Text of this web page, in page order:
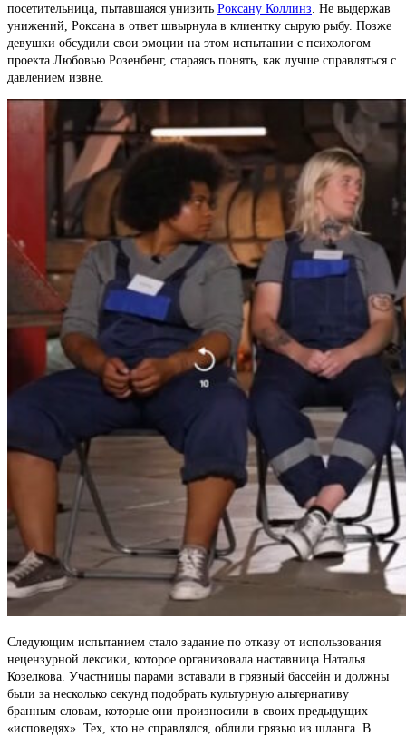
посетительница, пытавшаяся унизить Роксану Коллинз . Не выдержав
унижений, Роксана в ответ швырнула в клиентку сырую рыбу. Позже
девушки обсудили свои эмоции на этом испытании с психологом
проекта Любовью Розенбенг, стараясь понять, как лучше справляться с
давлением извне.
Следующим испытанием стало задание по отказу от использования
нецензурной лексики, которое организовала наставница Наталья
Козелкова. Участницы парами вставали в грязный бассейн и должны
были за несколько секунд подобрать культурную альтернативу
бранным словам, которые они произносили в своих предыдущих
«исповедях». Тех, кто не справлялся, облили грязью из шланга. В